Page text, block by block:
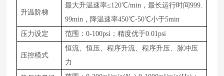
升温阶梯
最大升温速率≤120℃/min ，最长运行时间999.
99min，降温速率450℃-50℃小于5min
压力设定
范围：0-100psi；精度优于0.01psi
压控模式
恒流、恒压、程序升流、程序升压、脉冲压
力